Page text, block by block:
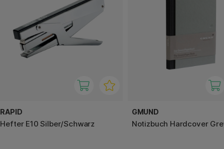
RAPID
Hefter E10 Silber/Schwarz
GMUND
Notizbuch Hardcover